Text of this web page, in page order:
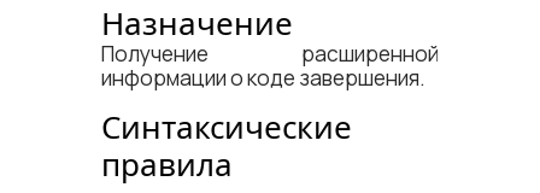
Назначение
Получение расширенной
информации о коде завершения.
Синтаксические
правила